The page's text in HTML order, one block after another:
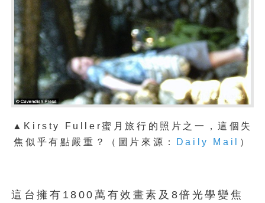
▲Kirsty Fuller蜜月旅行的照片之一，這個失
焦似乎有點嚴重？（圖片來源：
Daily Mail ）
這台擁有1800萬有效畫素及8倍光學變焦